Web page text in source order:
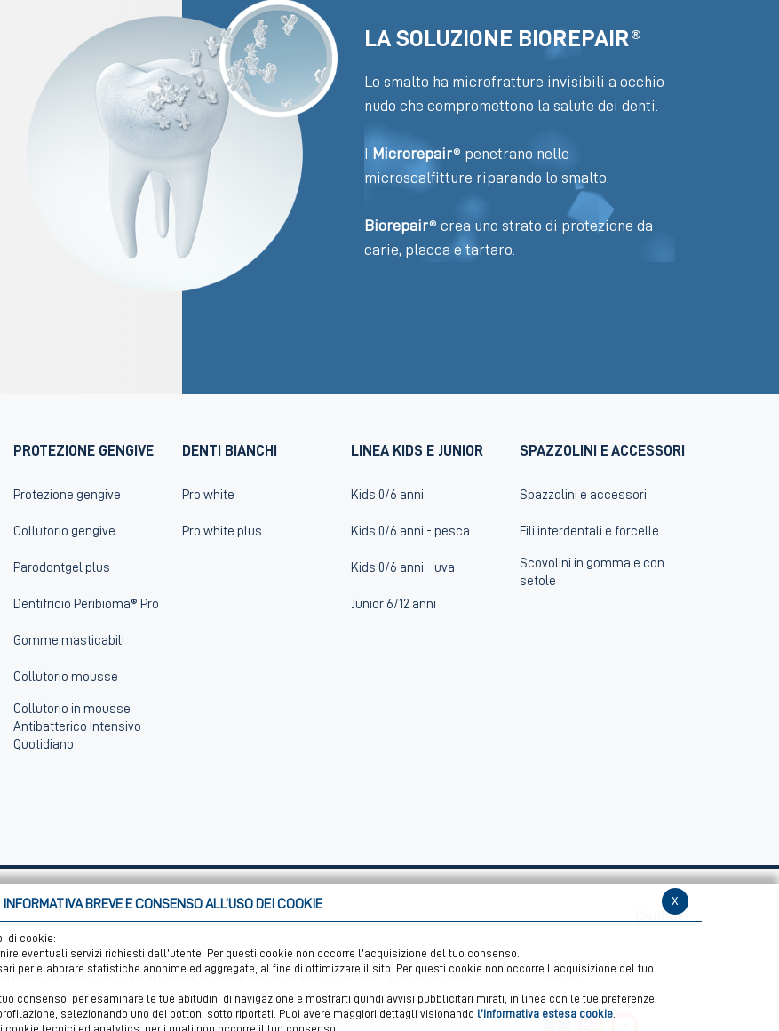
LA SOLUZIONE BIOREPAIR®
Lo smalto ha microfratture invisibili a occhio
nudo che compromettono la salute dei denti.
I Microrepair® penetrano nelle
microscalfitture riparando lo smalto.
Biorepair® crea uno strato di protezione da
carie, placca e tartaro.
PROTEZIONE GENGIVE
Protezione gengive
Collutorio gengive
Parodontgel plus
Dentifricio Peribioma® Pro
Gomme masticabili
Collutorio mousse
Collutorio in mousse
Antibatterico Intensivo
Quotidiano
DENTI BIANCHI
Pro white
Pro white plus
LINEA KIDS E JUNIOR
Kids 0/6 anni
Kids 0/6 anni - pesca
Kids 0/6 anni - uva
Junior 6/12 anni
SPAZZOLINI E ACCESSORI
Spazzolini e accessori
Fili interdentali e forcelle
Scovolini in gomma e con
setole
02827560729 Partita Iva: 00708541206 Numero R.E.A. : BO – 336611 Capitale
Fingual S.r.l.
Contatti
Seguici:
x
INFORMATIVA BREVE E CONSENSO ALL’USO DEI COOKIE
di cookie:
eventuali servizi richiesti dall’utente. Per questi cookie non occorre l’acquisizione del tuo consenso.
per elaborare statistiche anonime ed aggregate, al fine di ottimizzare il sito. Per questi cookie non occorre l’acquisizione del tuo
consenso, per esaminare le tue abitudini di navigazione e mostrarti quindi avvisi pubblicitari mirati, in linea con le tue preferenze.
selezionando uno dei bottoni sotto riportati. Puoi avere maggiori dettagli visionando l’Informativa estesa cookie